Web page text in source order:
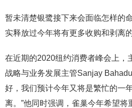
暂未清楚银鹭接下来会面临怎样的
实释放过今年将有更多收购和剥离的
在近期的2020纽约消费者峰会上，
战略与业务发展主管Sanjay
好，我们预计今年又将是繁忙的一
离。”他同时强调，雀巢今年希望将